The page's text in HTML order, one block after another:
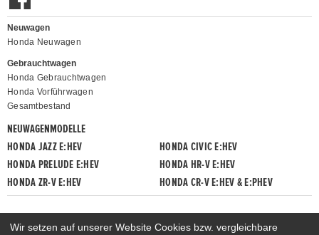
Neuwagen
Honda Neuwagen
Gebrauchtwagen
Honda Gebrauchtwagen
Honda Vorführwagen
Gesamtbestand
NEUWAGENMODELLE
HONDA JAZZ E:HEV
HONDA CIVIC E:HEV
HONDA PRELUDE E:HEV
HONDA HR-V E:HEV
HONDA ZR-V E:HEV
HONDA CR-V E:HEV & E:PHEV
Wir setzen auf unserer Website Cookies bzw. vergleichbare